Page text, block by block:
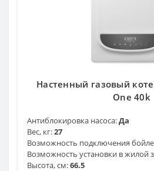
Настенный газовый
One 40k
Антиблокировка насоса:Да
Вес, кг:27
Возможность подключения
Возможность установки в жилой
Высота, см:66.5